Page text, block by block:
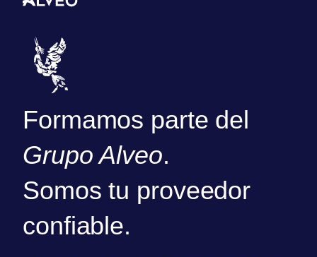
Formamos parte del
Grupo Alveo.
Somos tu proveedor
confiable.